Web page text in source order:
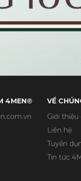
4MEN®
VỀ
Giới thiệu
Liên hệ
Tuyển
Tin tức